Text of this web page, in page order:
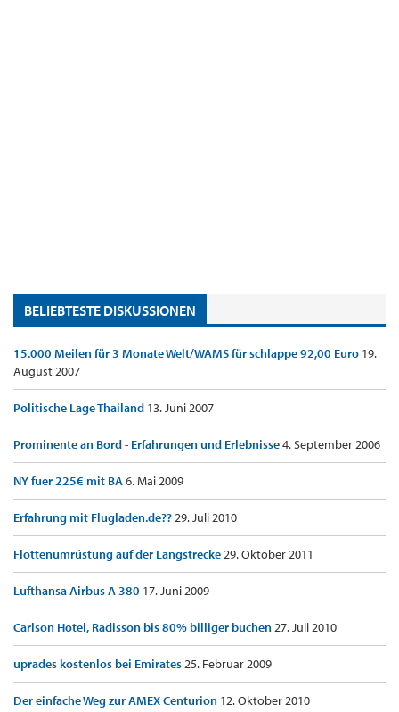
BELIEBTESTE DISKUSSIONEN
15.000 Meilen für 3 Monate Welt/WAMS für schlappe 92,00 Euro 19.
August 2007
Politische Lage Thailand 13. Juni 2007
Prominente an Bord - Erfahrungen und Erlebnisse4. September 2006
NY fuer 225€ mit BA6. Mai 2009
Erfahrung mit Flugladen.de??29. Juli 2010
Flottenumrüstung auf der Langstrecke29. Oktober 2011
Lufthansa Airbus A 380 17. Juni 2009
Carlson Hotel, Radisson bis 80% billiger buchen27. Juli 2010
uprades kostenlos bei Emirates25. Februar 2009
Der einfache Weg zur AMEX Centurion 12. Oktober 2010